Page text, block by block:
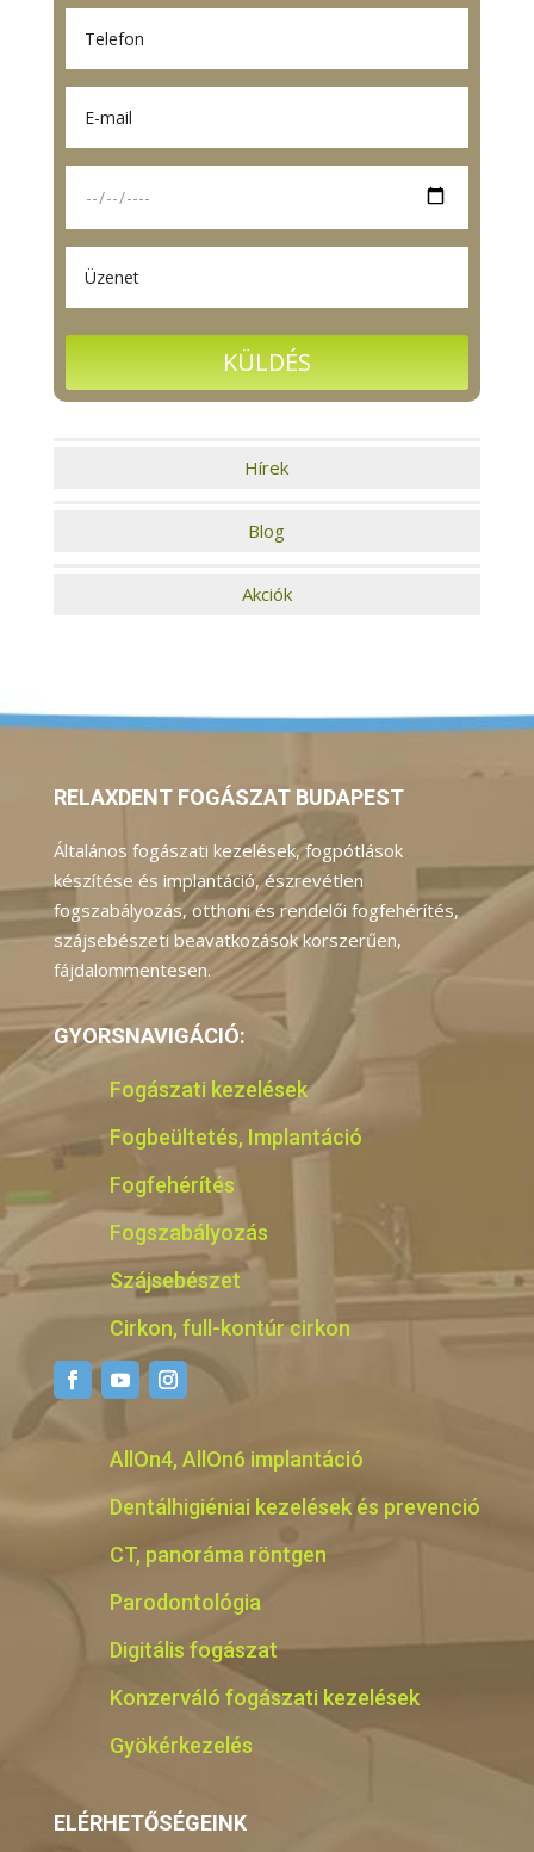
Hírek
Blog
Akciók
RELAXDENT FOGÁSZAT BUDAPEST
Általános fogászati kezelések, fogpótlások
készítése és implantáció, észrevétlen
fogszabályozás, otthoni és rendelői fogfehérítés,
szájsebészeti beavatkozások korszerűen,
fájdalommentesen.
GYORSNAVIGÁCIÓ:
Fogászati kezelések
Fogbeültetés, Implantáció
Fogfehérítés
Fogszabályozás
Szájsebészet
Cirkon, full-kontúr cirkon
AllOn4, AllOn6 implantáció
Dentálhigiéniai kezelések és prevenció
CT, panoráma röntgen
Parodontológia
Digitális fogászat
Konzerváló fogászati kezelések
Gyökérkezelés
ELÉRHETŐSÉGEINK